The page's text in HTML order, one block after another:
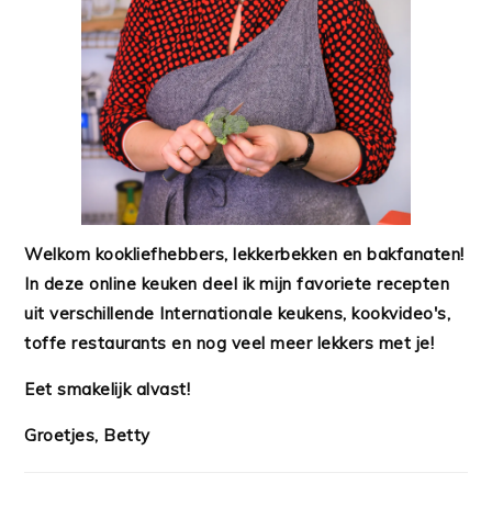
Welkom kookliefhebbers, lekkerbekken en bakfanaten!
In deze online keuken deel ik mijn favoriete recepten
uit verschillende Internationale keukens, kookvideo's,
toffe restaurants en nog veel meer lekkers met je!
Eet smakelijk alvast!
Groetjes, Betty